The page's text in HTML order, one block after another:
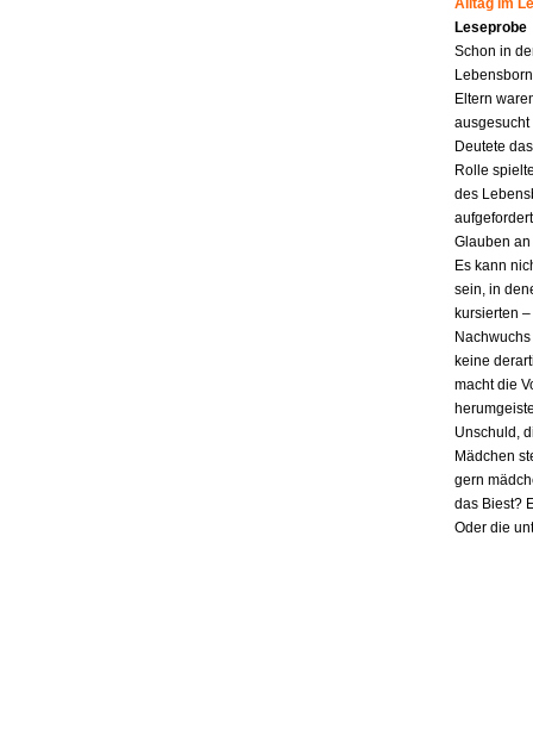
Alltag im
Leseprobe
Schon in
Eltern
Deutete
Rolle
des
Glauben
Es kann
sein, in
kursierten
keine
macht die
Unschuld,
Mädchen
gern
das Biest?
Oder die